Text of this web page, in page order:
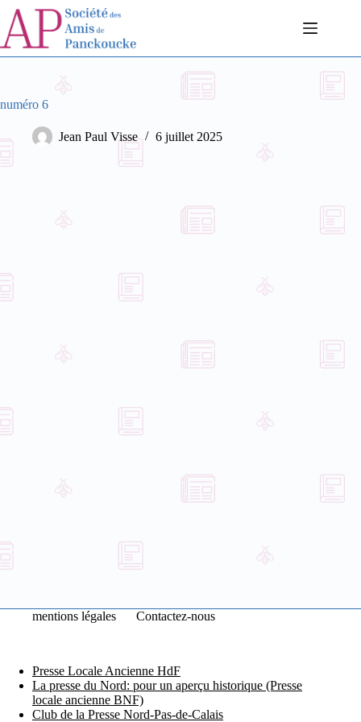
Passer
contenu
numéro 6
Jean Paul Visse 6 juillet 2025
mentions légales Contactez-nous
Presse Locale Ancienne HdF
La presse du Nord: pour un aperçu historique (Presse
locale ancienne BNF)
Club de la Presse Nord-Pas-de-Calais